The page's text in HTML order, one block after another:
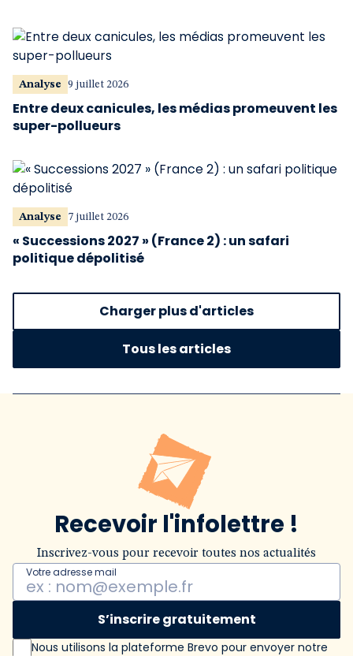
Analyse 9 juillet 2026
Entre deux canicules, les médias promeuvent les
super-pollueurs
Analyse 7 juillet 2026
« Successions 2027 » (France 2) : un safari
politique dépolitisé
Charger plus d'articles
Tous les articles
Recevoir l'infolettre !
Inscrivez-vous pour recevoir toutes nos actualités
Votre adresse mail
S’inscrire gratuitement
Nous utilisons la plateforme Brevo pour envoyer notre